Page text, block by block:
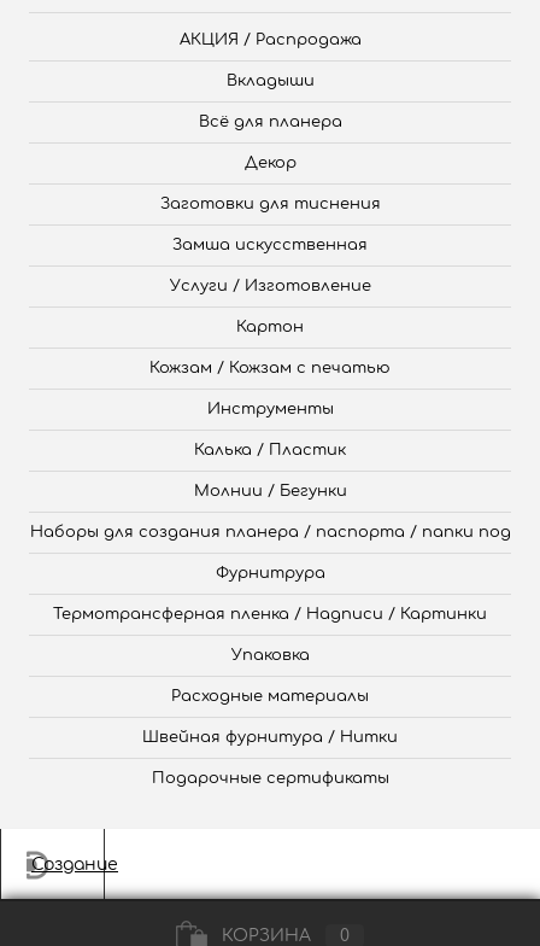
АКЦИЯ / Распродажа
Вкладыши
Всё для планера
Декор
Заготовки для тиснения
Замша искусственная
Услуги / Изготовление
Картон
Кожзам / Кожзам с печатью
Инструменты
Калька / Пластик
Молнии / Бегунки
Наборы для создания планера / паспорта / папки под
Фурнитрура
Термотрансферная пленка / Надписи / Картинки
Упаковка
Расходные материалы
Швейная фурнитура / Нитки
Подарочные сертификаты
Создание
КОРЗИНА 0